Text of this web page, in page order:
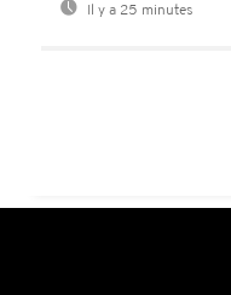
Il y a 25 minutes